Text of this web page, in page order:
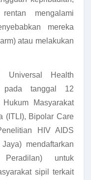
mengalami
mereka
atau melakukan
Universal Health
tanggal 12
Masyarakat
(ITLI), Bipolar Care
HIV AIDS
mendaftarkan
untuk
sipil terkait